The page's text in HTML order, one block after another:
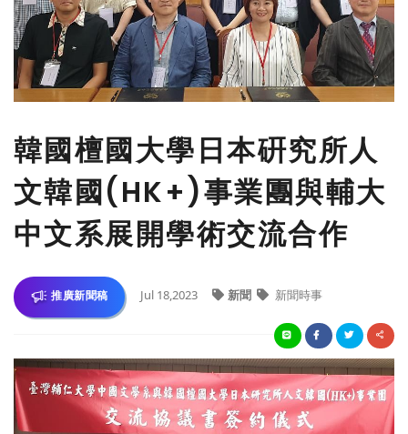
韓國檀國大學日本硏究所人
文韓國(HK+)事業團與輔大
中文系展開學術交流合作
推廣新聞稿 Jul 18,2023 新聞 新聞時事